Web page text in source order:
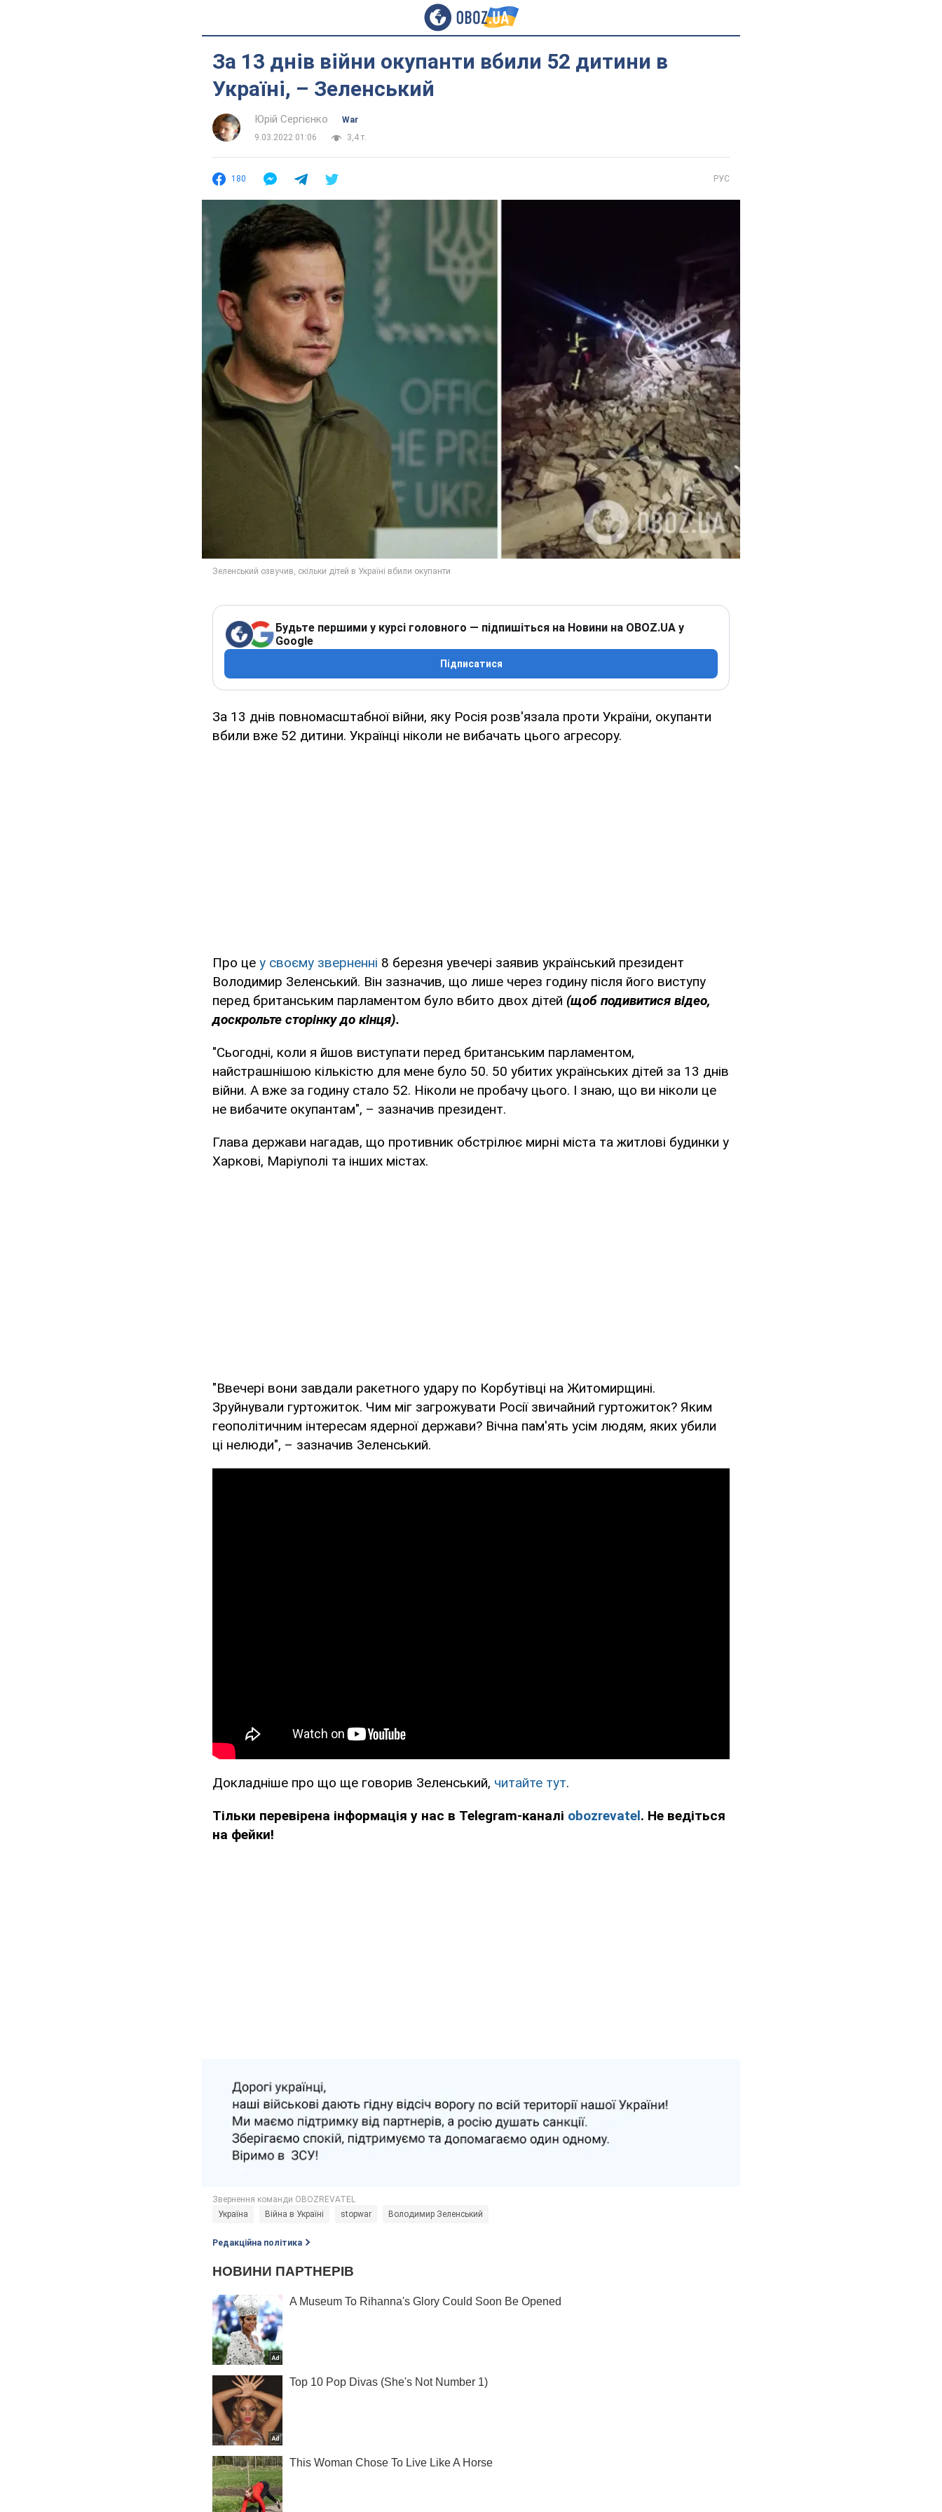
За 13 днів війни окупанти вбили 52 дитини в
Україні, – Зеленський
Юрій Сергієнко
War
9.03.2022 01:06
3,4 т.
180 РУС
Будьте першими у курсі головного — підпишіться на Новини на OBOZ.UA у
Google
Підписатися
За 13 днів повномасштабної війни, яку Росія розв'язала проти України, окупанти
вбили вже 52 дитини. Українці ніколи не вибачать цього агресору.
Про це у своєму зверненні 8 березня увечері заявив український президент
Володимир Зеленський. Він зазначив, що лише через годину після його виступу
перед британським парламентом було вбито двох дітей (щоб подивитися відео,
доскрольте сторінку до кінця).
"Сьогодні, коли я йшов виступати перед британським парламентом,
найстрашнішою кількістю для мене було 50. 50 убитих українських дітей за 13 днів
війни. А вже за годину стало 52. Ніколи не пробачу цього. І знаю, що ви ніколи це
не вибачите окупантам", – зазначив президент.
Глава держави нагадав, що противник обстрілює мирні міста та житлові будинки у
Харкові, Маріуполі та інших містах.
"Ввечері вони завдали ракетного удару по Корбутівці на Житомирщині.
Зруйнували гуртожиток. Чим міг загрожувати Росії звичайний гуртожиток? Яким
геополітичним інтересам ядерної держави? Вічна пам'ять усім людям, яких убили
ці нелюди", – зазначив Зеленський.
Докладніше про що ще говорив Зеленський, читайте тут.
Тільки перевірена інформація у нас в Telegram-каналі obozrevatel. Не ведіться
на фейки!
Україна Війна в Україні stopwar Володимир Зеленський
Редакційна політика